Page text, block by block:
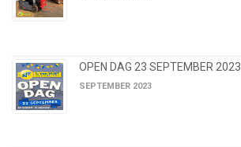
OPEN DAG 23 SEPTEMBER 2023
SEPTEMBER 2023